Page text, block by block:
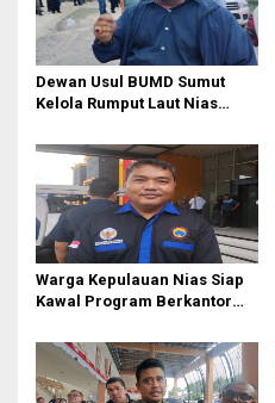
Dewan Usul BUMD Sumut
Kelola Rumput Laut Nias
Warga Kepulauan Nias Siap
Kawal Program Berkantor